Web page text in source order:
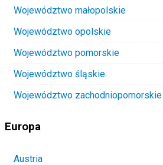
Województwo małopolskie
Województwo opolskie
Województwo pomorskie
Województwo śląskie
Województwo zachodniopomorskie
Europa
Austria